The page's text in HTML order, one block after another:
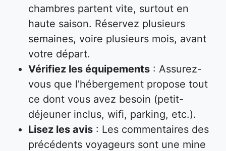
chambres partent vite, surtout en
haute saison. Réservez plusieurs
semaines, voire plusieurs mois, avant
votre départ.
Vérifiez les équipements : Assurez-
vous que l’hébergement propose tout
ce dont vous avez besoin (petit-
déjeuner inclus, wifi, parking, etc.).
Lisez les avis : Les commentaires des
précédents voyageurs sont une mine